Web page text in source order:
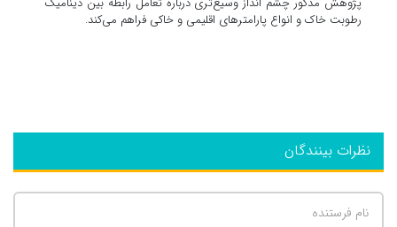
رطوبت خاک و انواع پارامترهای اقلیمی و خاکی فراهم می‌کند.
نظرات بینندگان